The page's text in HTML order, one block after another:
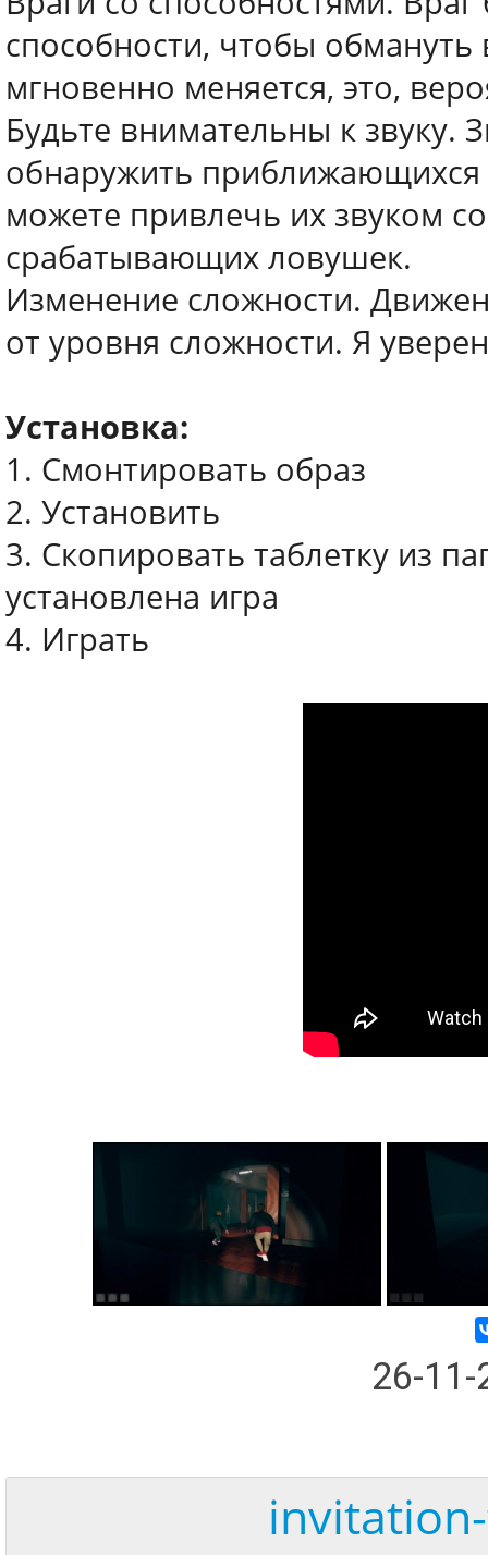
способности, чтобы
мгновенно меняется, это,
Будьте внимательны к звуку.
обнаружить приближающихся
можете привлечь их звуком
срабатывающих ловушек.
Изменение сложности.
от уровня сложности. Я
Установка:
1. Смонтировать образ
2. Установить
3. Скопировать таблетку из
установлена игра
4. Играть
26-